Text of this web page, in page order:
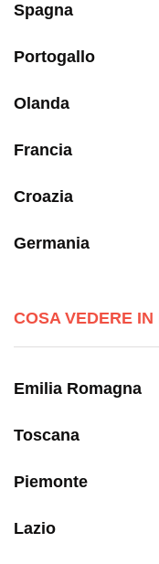
Spagna
Portogallo
Olanda
Francia
Croazia
Germania
COSA VEDERE IN
Emilia Romagna
Toscana
Piemonte
Lazio